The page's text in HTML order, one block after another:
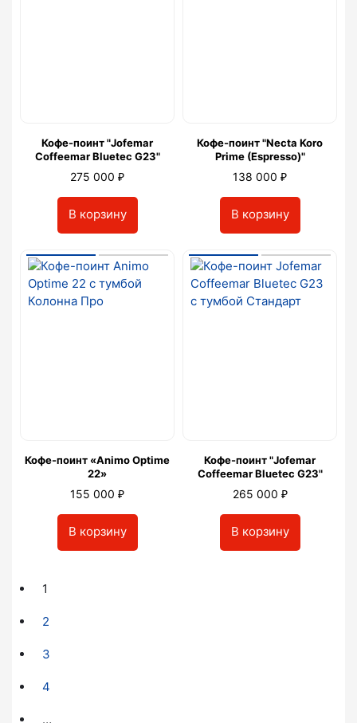
Кофе-поинт "Jofemar
Coffeemar Bluetec G23"
275 000 ₽
В корзину
Кофе-поинт "Necta Koro
Prime (Espresso)"
138 000 ₽
В корзину
Кофе-поинт «Animo Optime
22»
155 000 ₽
В корзину
Кофе-поинт "Jofemar
Coffeemar Bluetec G23"
265 000 ₽
В корзину
1
2
3
4
…